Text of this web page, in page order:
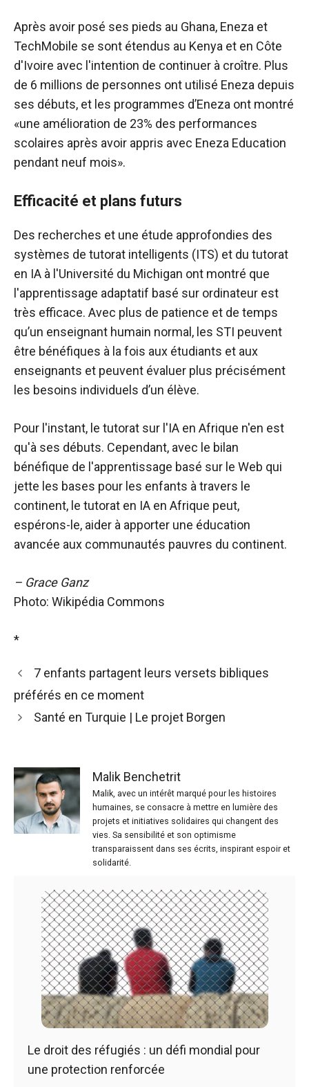
Après avoir posé ses pieds au Ghana, Eneza et
TechMobile se sont étendus au Kenya et en Côte
d'Ivoire avec l'intention de continuer à croître. Plus
de 6 millions de personnes ont utilisé Eneza depuis
ses débuts, et les programmes d’Eneza ont montré
«une amélioration de 23% des performances
scolaires après avoir appris avec Eneza Education
pendant neuf mois».
Efficacité et plans futurs
Des recherches et une étude approfondies des
systèmes de tutorat intelligents (ITS) et du tutorat
en IA à l'Université du Michigan ont montré que
l'apprentissage adaptatif basé sur ordinateur est
très efficace. Avec plus de patience et de temps
qu’un enseignant humain normal, les STI peuvent
être bénéfiques à la fois aux étudiants et aux
enseignants et peuvent évaluer plus précisément
les besoins individuels d’un élève.
Pour l'instant, le tutorat sur l'IA en Afrique n'en est
qu'à ses débuts. Cependant, avec le bilan
bénéfique de l'apprentissage basé sur le Web qui
jette les bases pour les enfants à travers le
continent, le tutorat en IA en Afrique peut,
espérons-le, aider à apporter une éducation
avancée aux communautés pauvres du continent.
– Grace Ganz
Photo: Wikipédia Commons
*
7 enfants partagent leurs versets bibliques
préférés en ce moment
Santé en Turquie | Le projet Borgen
Malik Benchetrit
Malik, avec un intérêt marqué pour les histoires
humaines, se consacre à mettre en lumière des
projets et initiatives solidaires qui changent des
vies. Sa sensibilité et son optimisme
transparaissent dans ses écrits, inspirant espoir et
solidarité.
Le droit des réfugiés : un défi mondial pour
une protection renforcée